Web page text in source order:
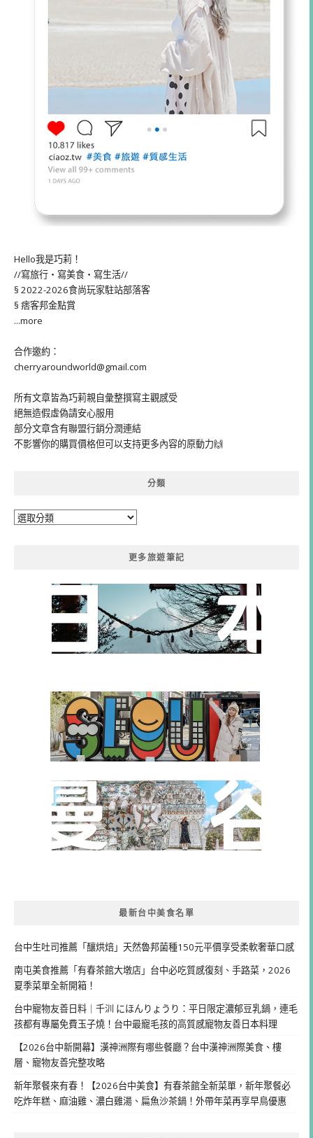
Hello我是巧莉！
//寫旅行・寫美食・寫生活//
§ 2022-2026食尚玩家駐站部落客
§ 痞客邦金點賞
...more
合作邀約：
cherryaroundworld@gmail.com
所有文章皆為巧莉親自彙整撰寫主觀感受
絕無造假虛偽請安心服用
部分文章含有聯盟行銷分潤連結
不影響你的購買價格但可以支持更多內容的原動力🙌
分類
分
更多旅遊筆記
最新台中美食名單
台中生吐司推薦「釀烘焙」天然魯邦菌種150元平價享受柔軟奢華口感
南屯美食推薦「有春茶館大墩店」台中必吃質感復刻、手路菜，2026
夏季菜單全新開箱！
台中寵物友善日料｜千汌 にほんりょうり：平日限定濃郁豆乳鍋，連毛
孩都有專屬免費玉子燒！台中最寵毛孩的高質感寵物友善日本料理
【2026台中新開幕】漢神洲際有哪些餐廳？台中漢神洲際美食、樓
層、寵物友善完整攻略
新年聚餐來有春！【2026台中美食】有春茶館全新菜單，新年聚餐必
吃炸年糕、麻油雞、濃白雞湯、扁魚沙茶鍋！外帶年菜再享早鳥優惠